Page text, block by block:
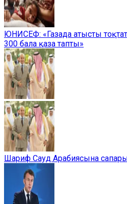
ЮНИСЕФ: «Газада атысты
300 бала қаза тапты»
Шариф Сауд Арабиясына